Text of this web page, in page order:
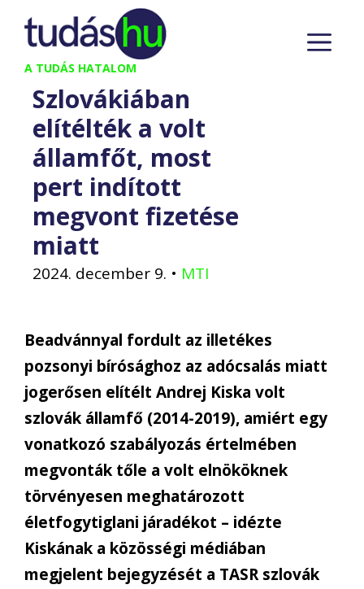
Kilépés
tartalomba
A TUDÁS HATALOM
Szlovákiában
elítélték a volt
államfőt, most
pert indított
megvont fizetése
miatt
2024. december 9. • MTI
Beadvánnyal fordult az illetékes
pozsonyi bírósághoz az adócsalás miatt
jogerősen elítélt Andrej Kiska volt
szlovák államfő (2014-2019), amiért egy
vonatkozó szabályozás értelmében
megvonták tőle a volt elnököknek
törvényesen meghatározott
életfogytiglani járadékot – idézte
Kiskának a közösségi médiában
megjelent bejegyzését a TASR szlovák